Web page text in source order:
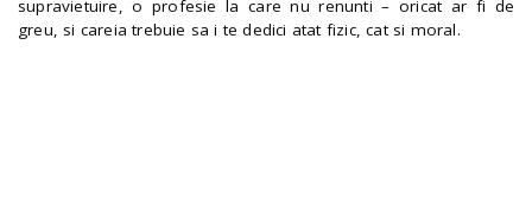
supravietuire, o profesie la care nu renunti – oricat ar fi de
greu, si careia trebuie sa i te dedici atat fizic, cat si moral.